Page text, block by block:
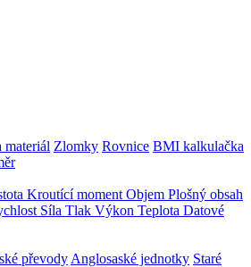
materiál Zlomky Rovnice BMI kalkulačka
Kroutící moment Objem Plošný obsah
Síla Tlak Výkon Teplota Datové
převody Anglosaské jednotky Staré